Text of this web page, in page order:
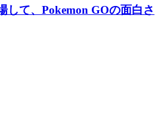
して、Pokemon GOの面白さ